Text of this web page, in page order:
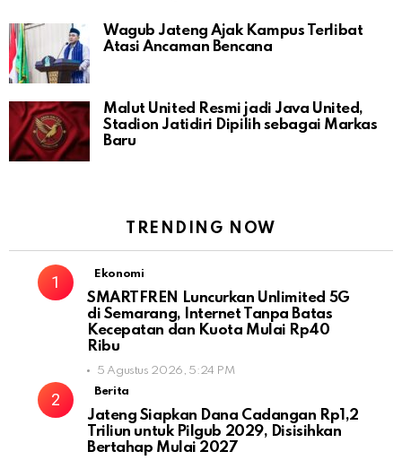
Wagub Jateng Ajak Kampus Terlibat
Atasi Ancaman Bencana
Malut United Resmi jadi Java United,
Stadion Jatidiri Dipilih sebagai Markas
Baru
TRENDING NOW
Ekonomi
SMARTFREN Luncurkan Unlimited 5G
di Semarang, Internet Tanpa Batas
Kecepatan dan Kuota Mulai Rp40
Ribu
5 Agustus 2026, 5:24 PM
Berita
Jateng Siapkan Dana Cadangan Rp1,2
Triliun untuk Pilgub 2029, Disisihkan
Bertahap Mulai 2027